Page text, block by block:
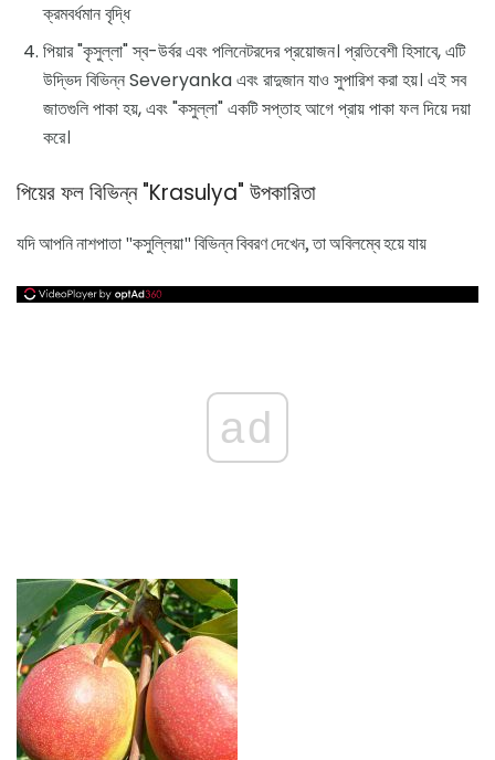
ক্রমবর্ধমান বৃদ্ধি
পিয়ার "কৃসুল্লা" স্ব-উর্বর এবং পলিনেটরদের প্রয়োজন। প্রতিবেশী হিসাবে, এটি
উদ্ভিদ বিভিন্ন Severyanka এবং রাদুজান যাও সুপারিশ করা হয়। এই সব
জাতগুলি পাকা হয়, এবং "কসুল্লা" একটি সপ্তাহ আগে প্রায় পাকা ফল দিয়ে দয়া
করে।
পিয়ের ফল বিভিন্ন "Krasulya" উপকারিতা
যদি আপনি নাশপাতা "কসুল্লিয়া" বিভিন্ন বিবরণ দেখেন, তা অবিলম্বে হয়ে যায়
ad